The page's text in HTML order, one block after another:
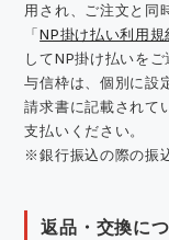
用され、ご注文と同
「NP掛け払い利用
してNP掛け払いをご
与信枠は、個別に設
請求書に記載されて
支払いください。
※銀行振込の際の振
返品・交換に